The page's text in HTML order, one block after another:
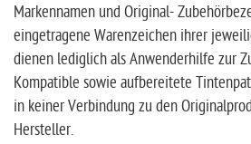
Markennamen und Original-
eingetragene Warenzeichen ihrer
dienen lediglich als Anwenderhilfe zur
Kompatible sowie aufbereitete
in keiner Verbindung zu den
Hersteller.